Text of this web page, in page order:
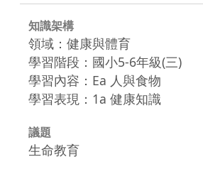
知識架構
領域：健康與體育
學習階段：國小5-6年級(三)
學習內容：Ea 人與食物
學習表現：1a 健康知識
議題
生命教育